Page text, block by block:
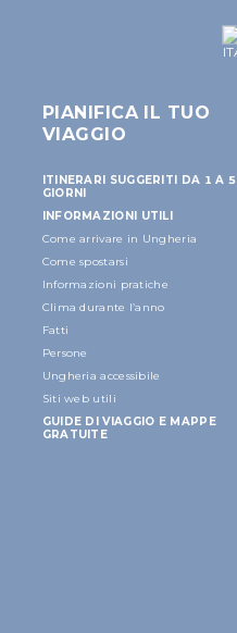
PIANIFICA IL TUO
VIAGGIO
ITINERARI SUGGERITI DA 1 A 5
GIORNI
INFORMAZIONI UTILI
Come arrivare in Ungheria
Come spostarsi
Informazioni pratiche
Clima durante l’anno
Fatti
Persone
Ungheria accessibile
Siti web utili
GUIDE DI VIAGGIO E MAPPE
GRATUITE